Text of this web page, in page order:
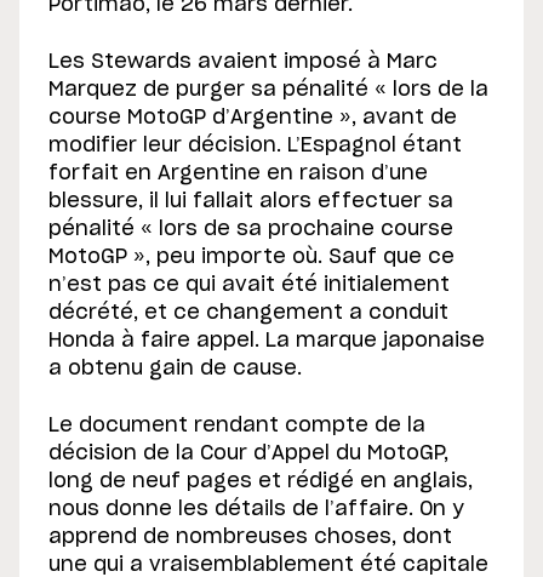
Portimao, le 26 mars dernier.
Les Stewards avaient imposé à Marc
Marquez de purger sa pénalité « lors de la
course MotoGP d’Argentine », avant de
modifier leur décision. L’Espagnol étant
forfait en Argentine en raison d’une
blessure, il lui fallait alors effectuer sa
pénalité « lors de sa prochaine course
MotoGP », peu importe où. Sauf que ce
n’est pas ce qui avait été initialement
décrété, et ce changement a conduit
Honda à faire appel. La marque japonaise
a obtenu gain de cause.
Le document rendant compte de la
décision de la Cour d’Appel du MotoGP,
long de neuf pages et rédigé en anglais,
nous donne les détails de l’affaire. On y
apprend de nombreuses choses, dont
une qui a vraisemblablement été capitale